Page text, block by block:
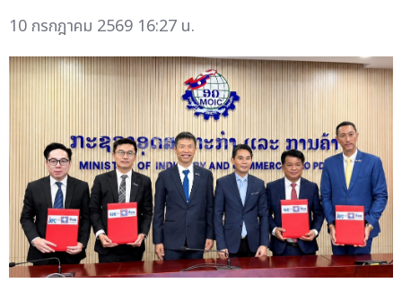
10 กรกฎาคม 2569 16:27 น.